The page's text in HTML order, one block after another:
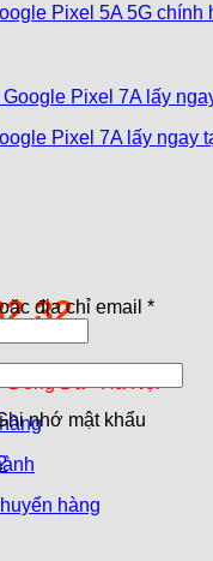
Pixel 5A 5G chính
Pixel 7A lấy ngay
Đống Đa - Hà Nội
hàng
địa chỉ email *
nhớ mật khẩu